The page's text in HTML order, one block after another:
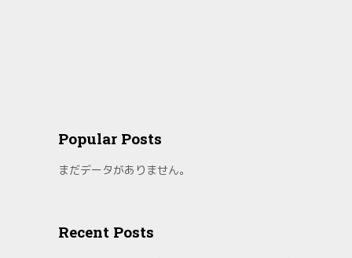
Popular Posts
まだデータがありません。
Recent Posts